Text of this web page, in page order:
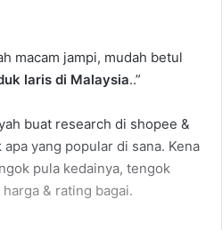
macam jampi, mudah betul
laris di Malaysia..”
buat research di shopee &
yang popular di sana. Kena
pula kedainya, tengok
& rating bagai.